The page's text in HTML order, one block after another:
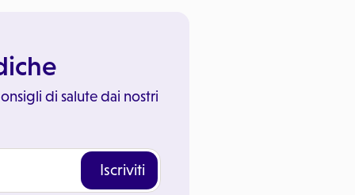
di salute dai nostri
Iscriviti